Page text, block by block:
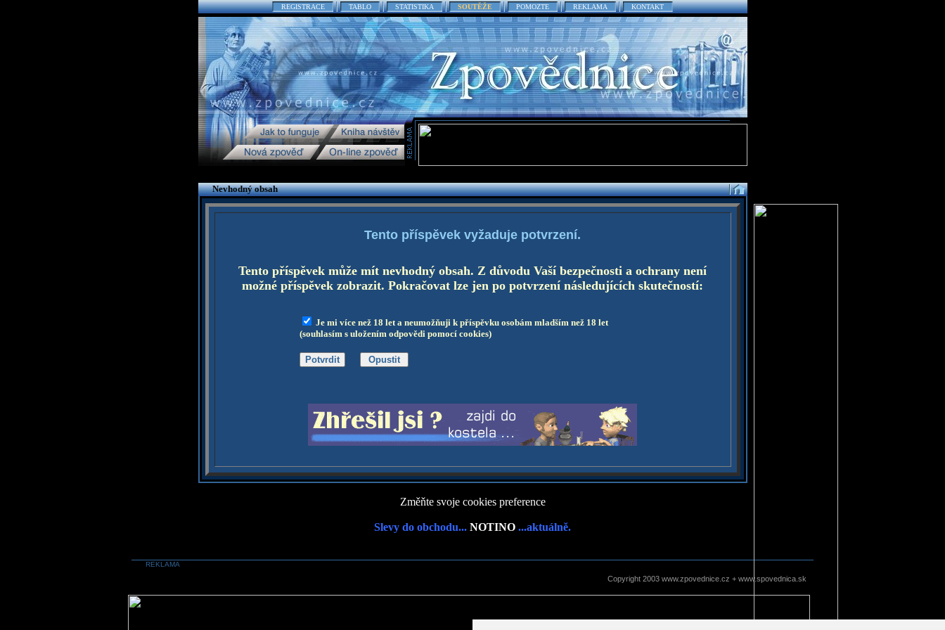
REGISTRACE TABLO STATISTIKA SOUTĚŽE POMOZTE REKLAMA KONTAKT
Nevhodný obsah
Tento příspěvek vyžaduje potvrzení.
Tento příspěvek může mít nevhodný obsah. Z důvodu Vaší bezpečnosti a ochrany není
možné příspěvek zobrazit. Pokračovat lze jen po potvrzení následujících skutečností:
Je mi více než 18 let a neumožňuji k příspěvku osobám mladším než 18 let
(souhlasím s uložením odpovědi pomocí cookies)
Změňte svoje cookies preference
Slevy do obchodu... NOTINO ...aktuálně.
REKLAMA
Copyright 2003 www.zpovednice.cz + www.spovednica.sk